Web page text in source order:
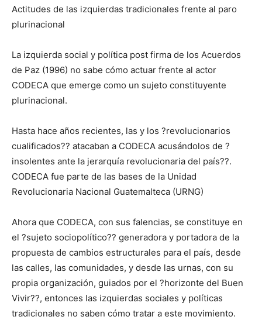
Actitudes de las izquierdas tradicionales frente al paro
plurinacional
La izquierda social y política post firma de los Acuerdos
de Paz (1996) no sabe cómo actuar frente al actor
CODECA que emerge como un sujeto constituyente
plurinacional.
Hasta hace años recientes, las y los ?revolucionarios
cualificados?? atacaban a CODECA acusándolos de ?
insolentes ante la jerarquía revolucionaria del país??.
CODECA fue parte de las bases de la Unidad
Revolucionaria Nacional Guatemalteca (URNG)
Ahora que CODECA, con sus falencias, se constituye en
el ?sujeto sociopolítico?? generadora y portadora de la
propuesta de cambios estructurales para el país, desde
las calles, las comunidades, y desde las urnas, con su
propia organización, guiados por el ?horizonte del Buen
Vivir??, entonces las izquierdas sociales y políticas
tradicionales no saben cómo tratar a este movimiento.